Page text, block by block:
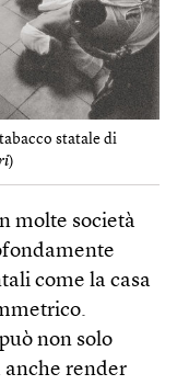
statale di
)
molte società
come la casa
non solo
anche render